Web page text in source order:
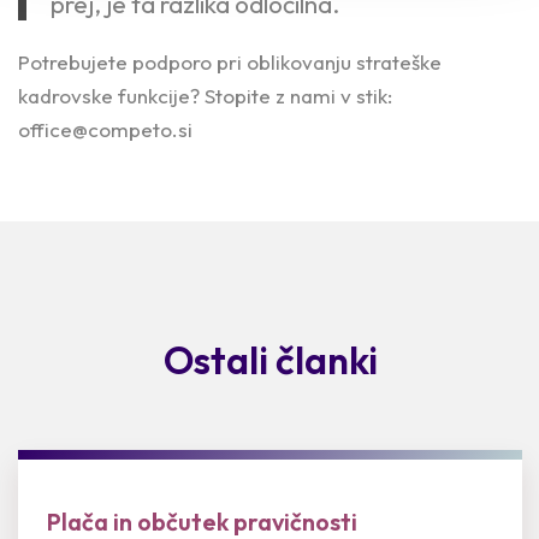
Potrebujete podporo pri oblikovanju strateške
kadrovske funkcije? Stopite z nami v stik:
office@competo.si
Ostali članki
Plača in občutek pravičnosti